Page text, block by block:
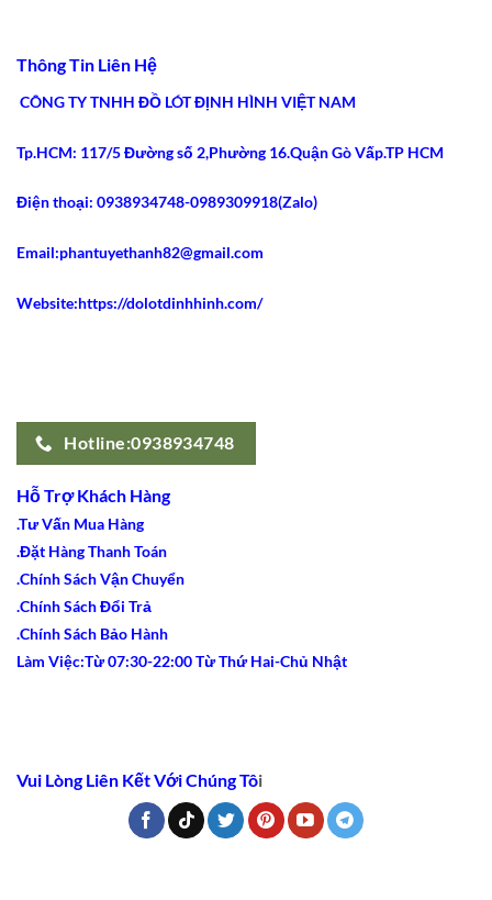
Thông Tin Liên Hệ
CÔNG TY TNHH ĐỒ LÓT ĐỊNH HÌNH VIỆT NAM
Tp.HCM: 117/5 Đường số 2,Phường 16.Quận Gò Vấp.TP HCM
Điện thoại: 0938934748-0989309918(Zalo)
Email:phantuyethanh82@gmail.com
Website:https://dolotdinhhinh.com/
Hotline:0938934748
Hỗ Trợ Khách Hàng
.Tư Vấn Mua Hàng
.Đặt Hàng Thanh Toán
.Chính Sách Vận Chuyển
.Chính Sách Đổi Trả
.Chính Sách Bảo Hành
Làm Việc:Từ 07:30-22:00 Từ Thứ Hai-Chủ Nhật
Vui Lòng Liên Kết Với Chúng Tôi